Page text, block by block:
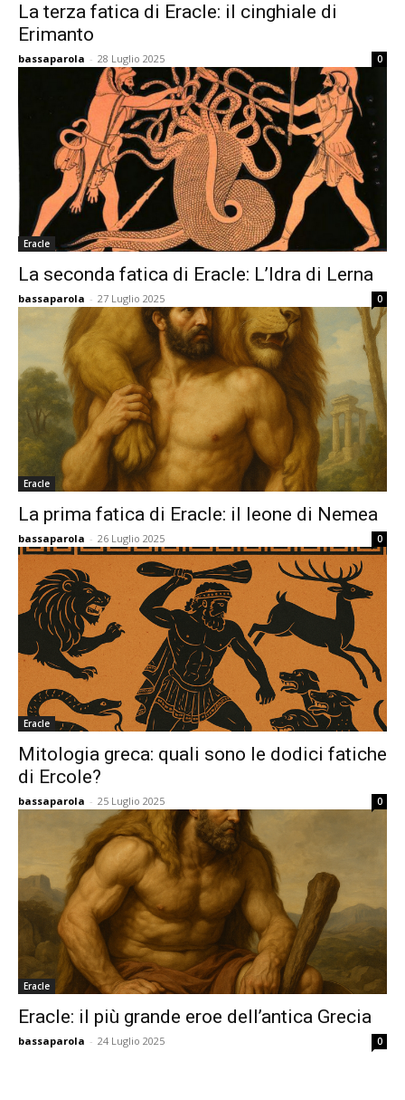
La terza fatica di Eracle: il cinghiale di
Erimanto
bassaparola - 28 Luglio 2025 0
Eracle
La seconda fatica di Eracle: L’Idra di Lerna
bassaparola - 27 Luglio 2025 0
Eracle
La prima fatica di Eracle: il leone di Nemea
bassaparola - 26 Luglio 2025 0
Eracle
Mitologia greca: quali sono le dodici fatiche
di Ercole?
bassaparola - 25 Luglio 2025 0
Eracle
Eracle: il più grande eroe dell’antica Grecia
bassaparola - 24 Luglio 2025 0